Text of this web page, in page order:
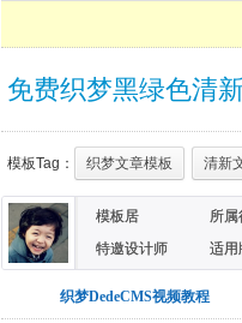
免费织梦黑绿色清
模板Tag： 织梦文章模板 清新
模板居
特邀设计师
所属
适用
织梦DedeCMS视频教程